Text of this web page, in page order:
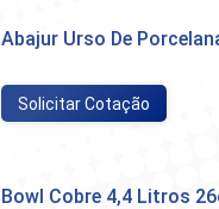
Abajur Urso De
Solicitar Cotação
Bowl Cobre 4,4 Litros